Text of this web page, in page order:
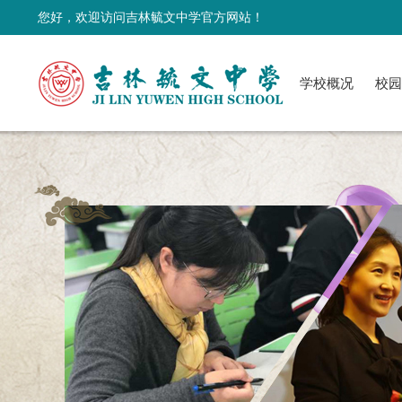
您好，欢迎访问吉林毓文中学官方网站！
学校概况 校